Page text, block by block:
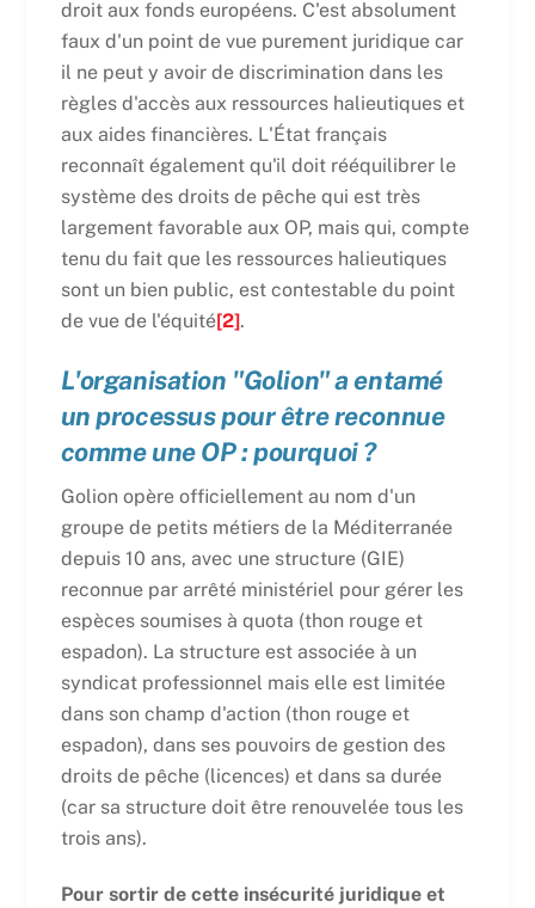
droit aux fonds européens. C'est absolument
faux d'un point de vue purement juridique car
il ne peut y avoir de discrimination dans les
règles d'accès aux ressources halieutiques et
aux aides financières. L'État français
reconnaît également qu'il doit rééquilibrer le
système des droits de pêche qui est très
largement favorable aux OP, mais qui, compte
tenu du fait que les ressources halieutiques
sont un bien public, est contestable du point
de vue de l'équité[2].
L'organisation "Golion" a entamé
un processus pour être reconnue
comme une OP : pourquoi ?
Golion opère officiellement au nom d'un
groupe de petits métiers de la Méditerranée
depuis 10 ans, avec une structure (GIE)
reconnue par arrêté ministériel pour gérer les
espèces soumises à quota (thon rouge et
espadon). La structure est associée à un
syndicat professionnel mais elle est limitée
dans son champ d'action (thon rouge et
espadon), dans ses pouvoirs de gestion des
droits de pêche (licences) et dans sa durée
(car sa structure doit être renouvelée tous les
trois ans).
Pour sortir de cette insécurité juridique et